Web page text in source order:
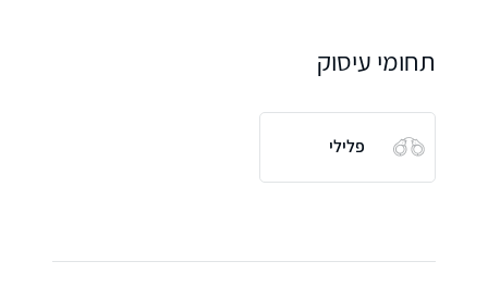
תחומי עיסוק
פלילי